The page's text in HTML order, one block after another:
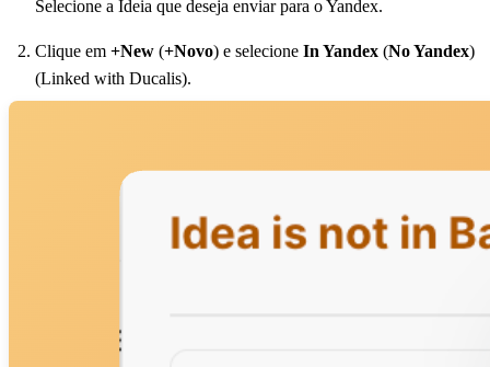
Selecione a Ideia que deseja enviar para o Yandex.
Clique em +New (+Novo) e selecione In Yandex (No Yandex)
(Linked with Ducalis).